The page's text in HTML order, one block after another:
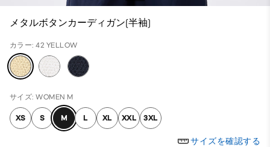
メタルボタンカーディガン(半袖)
カラー: 42 YELLOW
サイズ: WOMEN M
XS S M L XL XXL 3XL
サイズを確認する